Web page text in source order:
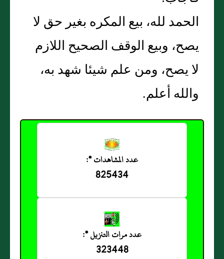
الحمد لله، بيع المكره بغير حق لا
يصح، وبيع الوقف الصحيح اللازم
لا يصح، ومن علم شيئا شهد به،
والله أعلم‏.‏
عدد المشاهدات *:
825434
عدد مرات التنزيل *:
323448